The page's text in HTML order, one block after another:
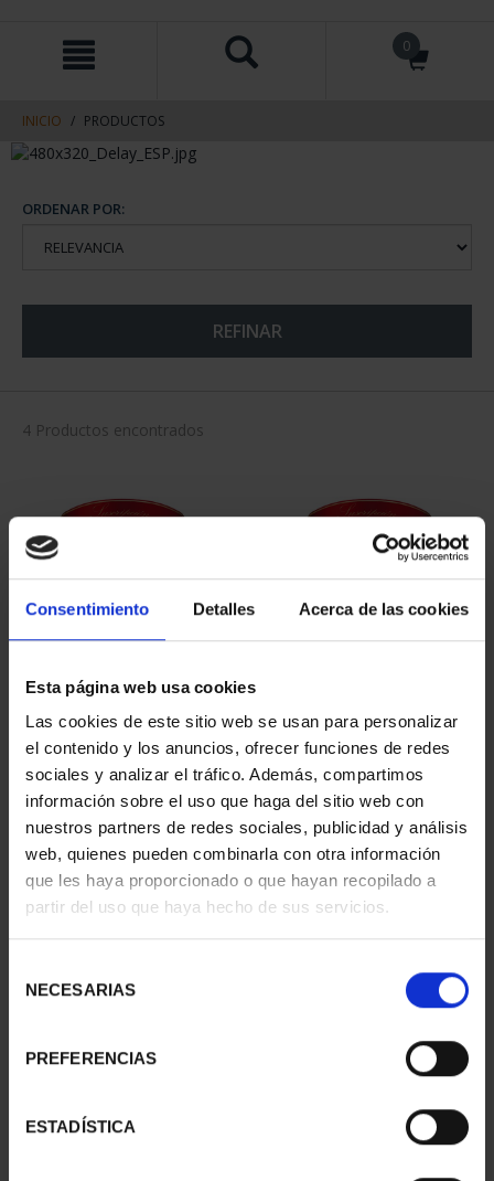
Consentimiento Detalles Acerca de las cookies
Esta página web usa cookies
Las cookies de este sitio web se usan para personalizar
el contenido y los anuncios, ofrecer funciones de redes
sociales y analizar el tráfico. Además, compartimos
información sobre el uso que haga del sitio web con
nuestros partners de redes sociales, publicidad y análisis
web, quienes pueden combinarla con otra información
que les haya proporcionado o que hayan recopilado a
partir del uso que haya hecho de sus servicios.
NECESARIAS
PREFERENCIAS
ESTADÍSTICA
contenido
navegacin
0
INICIO PRODUCTOS
ORDENAR POR:
REFINAR
4 Productos encontrados
SUSCRIPCIÓN
CAPITALES DE
PROVINCIA 1
949,00 €
Sólo para usuarios
registrados
SUSCRIPCIÓN
CAPITALES DE
PROVINCIA 2
949,00 €
Sólo para usuarios
registrados
SUSCRIPCIÓN
SUSCRIPCIÓN
CAPITALES DE